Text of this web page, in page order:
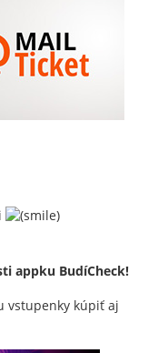
appku BudíCheck!
vstupenky kúpiť aj